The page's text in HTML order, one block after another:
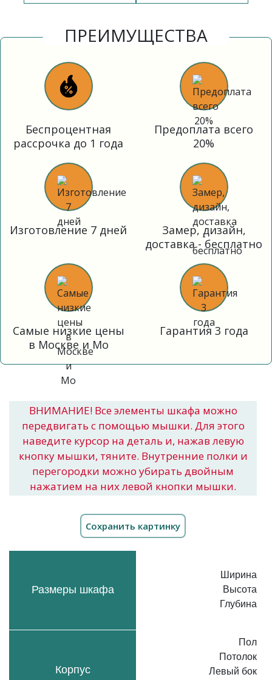
ПРЕИМУЩЕСТВА
Беспроцентная
рассрочка до 1 года
Предоплата всего
20%
Изготовление 7 дней
Замер, дизайн,
доставка - бесплатно
Самые низкие цены
в Москве и Мо
Гарантия 3 года
ВНИМАНИЕ! Все элементы шкафа можно
передвигать с помощью мышки. Для этого
наведите курсор на деталь и, нажав левую
кнопку мышки, тяните. Внутренние полки и
перегородки можно убирать двойным
нажатием на них левой кнопки мышки.
Размеры шкафа
Корпус
Ширина
Высота
Глубина
Пол
Потолок
Левый бок